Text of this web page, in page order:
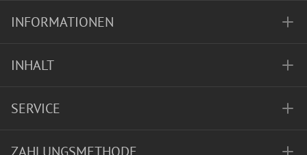
INFORMATIONEN
INHALT
SERVICE